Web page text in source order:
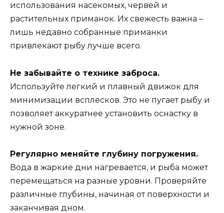
использования насекомых, червей и
растительных приманок. Их свежесть важна –
лишь недавно собранные приманки
привлекают рыбу лучше всего.
Не забывайте о технике заброса.
Используйте легкий и плавный движок для
минимизации всплесков. Это не пугает рыбу и
позволяет аккуратнее установить оснастку в
нужной зоне.
Регулярно меняйте глубину погружения.
Вода в жаркие дни нагревается, и рыба может
перемещаться на разные уровни. Проверяйте
различные глубины, начиная от поверхности и
заканчивая дном.